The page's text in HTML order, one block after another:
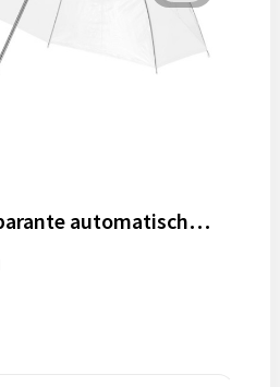
Kate 23" transparante automatische paraplu